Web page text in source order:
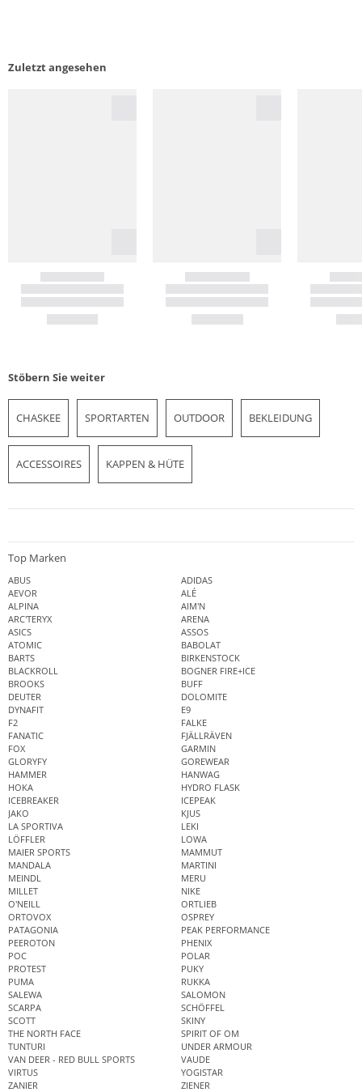
Zuletzt angesehen
Stöbern Sie weiter
CHASKEE SPORTARTEN OUTDOOR BEKLEIDUNG
ACCESSOIRES KAPPEN & HÜTE
Top Marken
ABUS
ADIDAS
AEVOR
ALÉ
ALPINA
AIM'N
ARC'TERYX
ARENA
ASICS
ASSOS
ATOMIC
BABOLAT
BARTS
BIRKENSTOCK
BLACKROLL
BOGNER FIRE+ICE
BROOKS
BUFF
DEUTER
DOLOMITE
DYNAFIT
E9
F2
FALKE
FANATIC
FJÄLLRÄVEN
FOX
GARMIN
GLORYFY
GOREWEAR
HAMMER
HANWAG
HOKA
HYDRO FLASK
ICEBREAKER
ICEPEAK
JAKO
KJUS
LA SPORTIVA
LEKI
LÖFFLER
LOWA
MAIER SPORTS
MAMMUT
MANDALA
MARTINI
MEINDL
MERU
MILLET
NIKE
O'NEILL
ORTLIEB
ORTOVOX
OSPREY
PATAGONIA
PEAK PERFORMANCE
PEEROTON
PHENIX
POC
POLAR
PROTEST
PUKY
PUMA
RUKKA
SALEWA
SALOMON
SCARPA
SCHÖFFEL
SCOTT
SKINY
THE NORTH FACE
SPIRIT OF OM
TUNTURI
UNDER ARMOUR
VAN DEER - RED BULL SPORTS
VAUDE
VIRTUS
YOGISTAR
ZANIER
ZIENER